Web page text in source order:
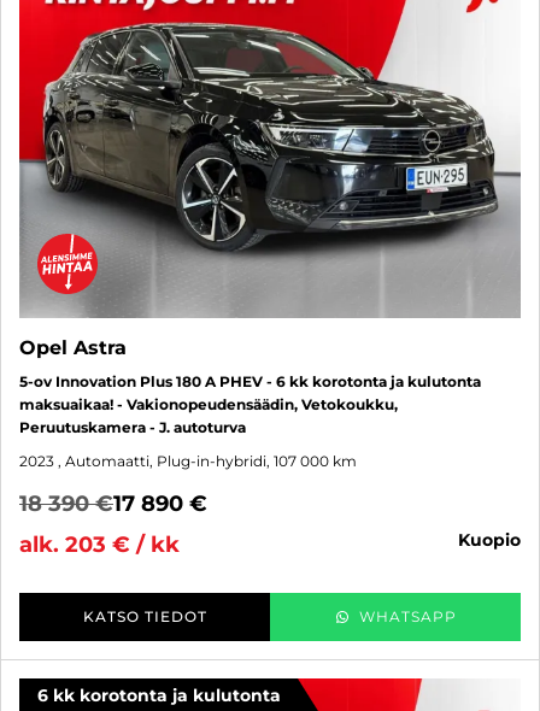
Opel Astra
5-ov Innovation Plus 180 A PHEV - 6 kk korotonta ja kulutonta
maksuaikaa! - Vakionopeudensäädin, Vetokoukku,
Peruutuskamera - J. autoturva
2023 , Automaatti, Plug-in-hybridi, 107 000 km
18 390 €17 890 €
alk. 203 € / kk
kuopio
KATSO TIEDOT WHATSAPP
6 kk korotonta ja kulutonta